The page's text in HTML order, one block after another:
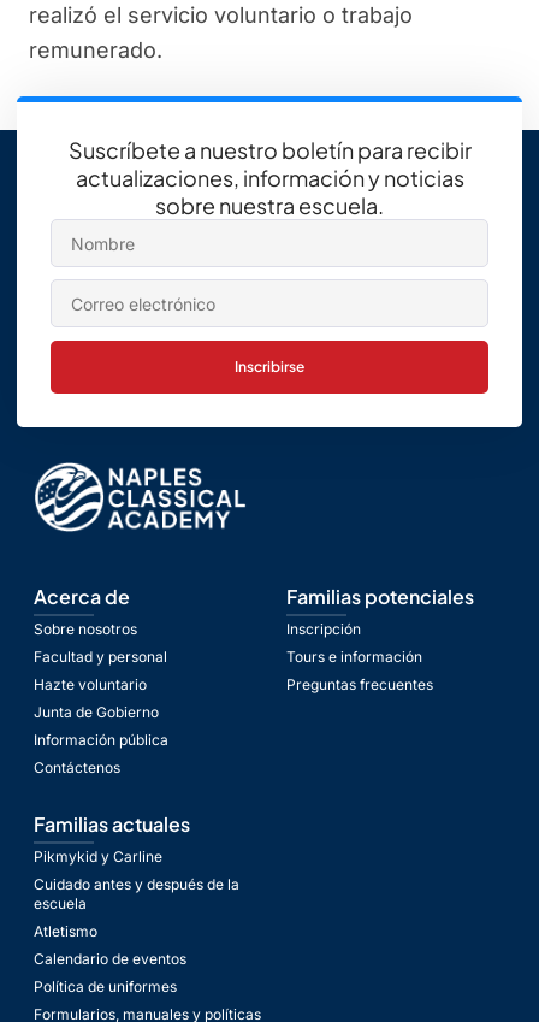
realizó el servicio voluntario o trabajo
remunerado.
Suscríbete a nuestro boletín para recibir
actualizaciones, información y noticias
sobre nuestra escuela.
Inscribirse
Acerca de
Sobre nosotros
Facultad y personal
Hazte voluntario
Junta de Gobierno
Información pública
Contáctenos
Familias potenciales
Inscripción
Tours e información
Preguntas frecuentes
Familias actuales
Pikmykid y Carline
Cuidado antes y después de la
escuela
Atletismo
Calendario de eventos
Política de uniformes
Formularios, manuales y políticas